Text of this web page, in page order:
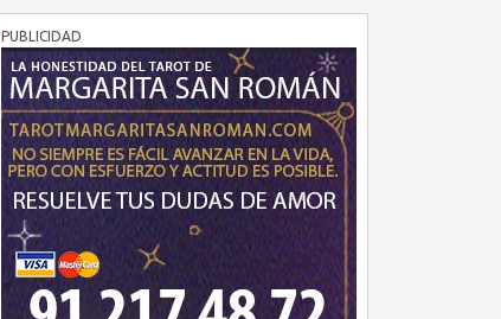
PUBLICIDAD